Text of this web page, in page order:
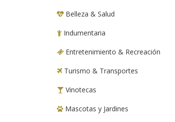
Belleza & Salud
Indumentaria
Entretenimiento & Recreación
Turismo & Transportes
Vinotecas
Mascotas y Jardines